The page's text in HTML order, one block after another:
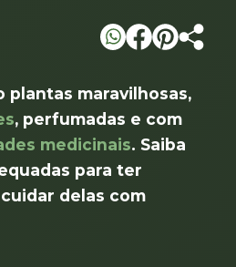
plantas maravilhosas,
, perfumadas e com
medicinais. Saiba
para ter
delas com